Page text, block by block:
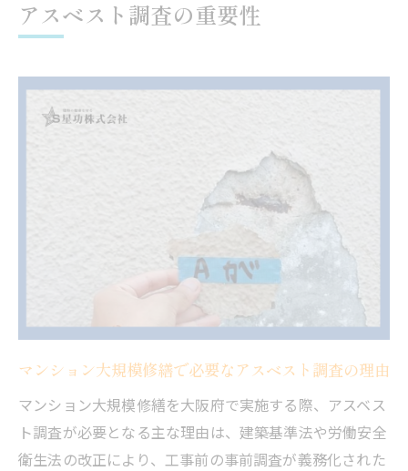
の関係
ながる理由
アスベスト調査義務化で何が変わるか詳しく解
マンション大規模修繕工事で変わる法令対
アスベスト調査義務化後の管理組合の新た
義務化によるアスベスト調査の進め方のポ
大規模修繕で求められるアスベスト報告手
順の変化
法改正によるアスベスト調査の罰則や注意
点を解説
賃貸物件の大規模修繕時に検討すべき調査要点
アスベスト調査の重要性
マンション大規模修繕で必要なアスベスト調査の理由
マンション大規模修繕を大阪府で実施する際、アスベス
ト調査が必要となる主な理由は、建築基準法や労働安全
衛生法の改正により、工事前の事前調査が義務化された